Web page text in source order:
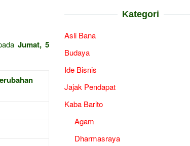
Jumat, 5
Kategori
Asli Bana
Budaya
Ide Bisnis
Jajak Pendapat
Kaba Barito
Agam
Dharmasraya